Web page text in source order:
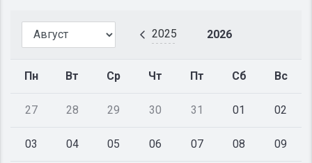
2025 2026
Пн Вт Ср Чт Пт Сб Вс
27 28 29 30 31 01 02
03 04 05 06 07 08 09